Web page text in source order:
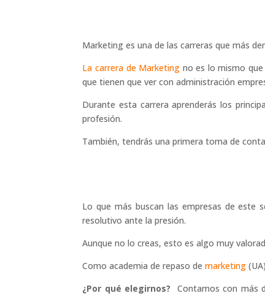
Marketing es una de las carreras que más
La carrera de Marketing no es lo mismo
que tienen que ver con administración
Durante esta carrera aprenderás los
profesión.
También, tendrás una primera toma de
Lo que más buscan las empresas de este
resolutivo ante la presión.
Aunque no lo creas, esto es algo muy
Como academia de repaso demarketing
¿Por qué elegirnos? Contamos con más